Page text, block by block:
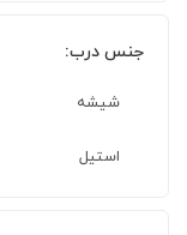
جنس درب:
شیشه
استیل